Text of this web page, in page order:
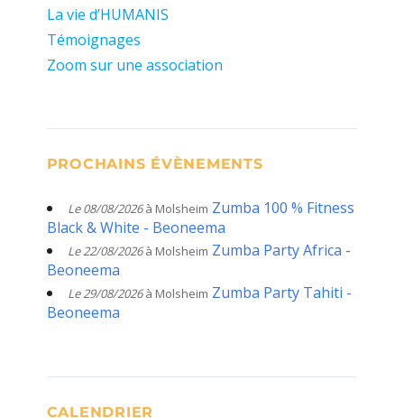
La vie d’HUMANIS
Témoignages
Zoom sur une association
PROCHAINS ÉVÈNEMENTS
Le 08/08/2026à Molsheim Zumba 100 % Fitness
Black & White - Beoneema
Le 22/08/2026à Molsheim Zumba Party Africa -
Beoneema
Le 29/08/2026à Molsheim Zumba Party Tahiti -
Beoneema
CALENDRIER